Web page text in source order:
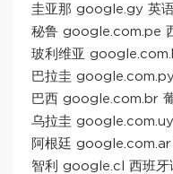
圭亚那 google.gy 英
秘鲁 google.com.pe
玻利维亚
巴拉圭
巴西 google.com.br
乌拉圭
阿根廷 google.com.ar
智利 google.cl 西班牙